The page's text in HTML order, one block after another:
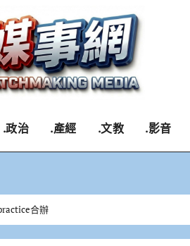
.政治 .產經 .文教 .影音
合辦